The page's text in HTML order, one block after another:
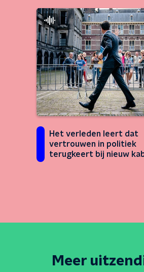
Het verleden leert dat
vertrouwen in politiek
terugkeert bij nieuw
Meer